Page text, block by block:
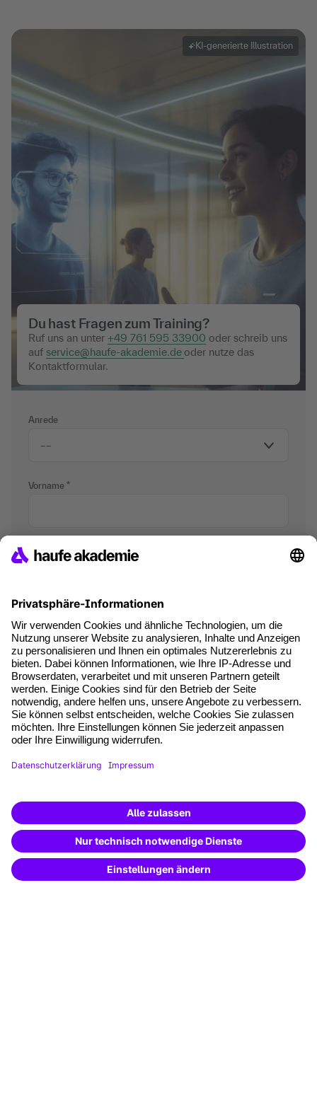
Anrede
Vorname
Nachname
Telefon
Deine Nachricht an uns
Ich willige ein, dass Unternehmen der Haufe Group meine
Du hast Fragen zum Training?
Ruf uns an unter +49 761 595 33900 oder schreib uns
auf service@haufe-akademie.de oder nutze das
Kontaktformular.
KI-generierte Illustration